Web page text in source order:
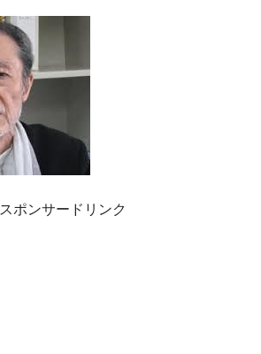
スポンサードリンク